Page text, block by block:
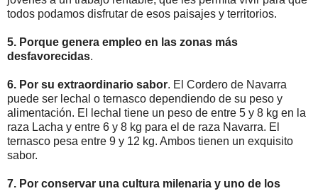
todos podamos disfrutar de esos paisajes y territorios.
5. Porque genera empleo en las zonas más
desfavorecidas.
6. Por su extraordinario sabor. El Cordero de Navarra
puede ser lechal o ternasco dependiendo de su peso y
alimentación. El lechal tiene un peso de entre 5 y 8 kg en la
raza Lacha y entre 6 y 8 kg para el de raza Navarra. El
ternasco pesa entre 9 y 12 kg. Ambos tienen un exquisito
sabor.
7. Por conservar una cultura milenaria y uno de los